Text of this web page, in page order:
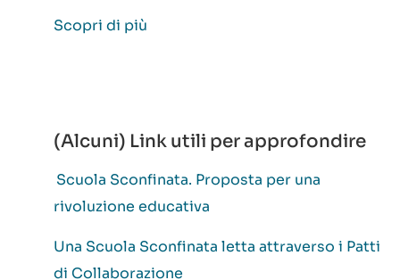
Scopri di più
(Alcuni) Link utili per approfondire
Scuola Sconfinata. Proposta per una
rivoluzione educativa
Una Scuola Sconfinata letta attraverso i Patti
di Collaborazione